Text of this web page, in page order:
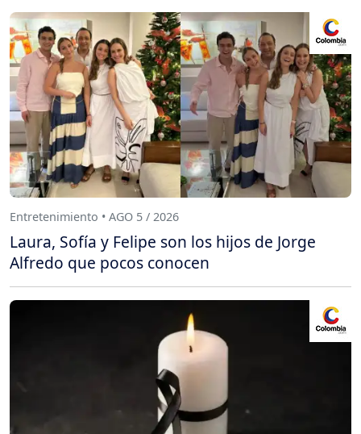
Entretenimiento • AGO 5 / 2026
Laura, Sofía y Felipe son los hijos de Jorge
Alfredo que pocos conocen